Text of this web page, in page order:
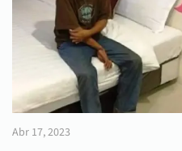
Abr 17, 2023